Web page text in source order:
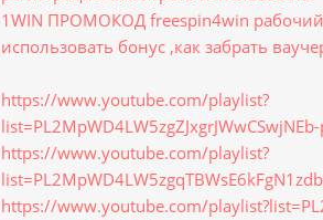
1WIN ПРОМОКОД freespin4win
использовать бонус ,как забрать
https://www.youtube.com/playlist?
https://www.youtube.com/playlist?
https://www.youtube.com/